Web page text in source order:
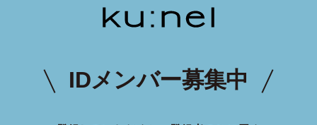
IDメンバー募集中